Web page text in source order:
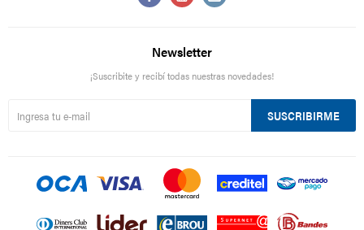
Newsletter
¡Suscribite y recibí todas nuestras novedades!
SUSCRIBIRME